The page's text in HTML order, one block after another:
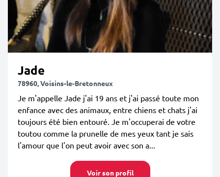
Jade
78960, Voisins-le-Bretonneux
Je m'appelle Jade j'ai 19 ans et j'ai passé toute mon
enfance avec des animaux, entre chiens et chats j'ai
toujours été bien entouré. Je m'occuperai de votre
toutou comme la prunelle de mes yeux tant je sais
l'amour que l'on peut avoir avec son a...
Voir son profil